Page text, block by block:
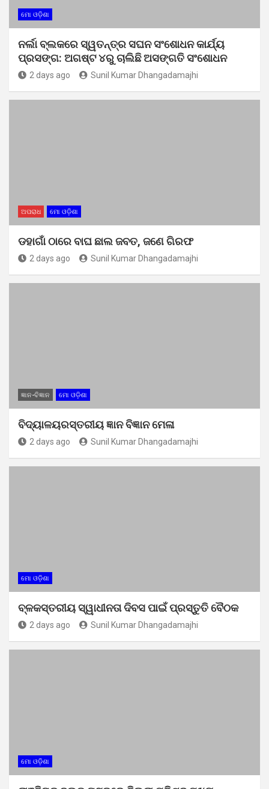
ମୋ ଓଡ଼ିଶା
ନର୍ଲା ବ୍ଲକରେ ସ୍ୱତନ୍ତ୍ର ସଘନ ସଂଶୋଧନ କାର୍ଯ୍ୟ
ପ୍ରସଙ୍ଗ: ଅଗଷ୍ଟ ୪ରୁ ଚାଲିଛି ଅସଙ୍ଗତି ସଂଶୋଧନ
2 days ago Sunil Kumar Dhangadamajhi
ଅପରାଧ ମୋ ଓଡ଼ିଶା
ଡହାଗାଁ ଠାରେ ବାଘ ଛାଲ ଜବତ, ଜଣେ ଗିରଫ
2 days ago Sunil Kumar Dhangadamajhi
ଜ୍ଞାନ-ବିଜ୍ଞାନ ମୋ ଓଡ଼ିଶା
ବିଦ୍ୟାଳୟରସ୍ତରୀୟ ଜ୍ଞାନ ବିଜ୍ଞାନ ମେଳା
2 days ago Sunil Kumar Dhangadamajhi
ମୋ ଓଡ଼ିଶା
ବ୍ଳକସ୍ତରୀୟ ସ୍ୱାଧୀନତା ଦିବସ ପାଇଁ ପ୍ରସ୍ତୁତି ବୈଠକ
2 days ago Sunil Kumar Dhangadamajhi
ମୋ ଓଡ଼ିଶା